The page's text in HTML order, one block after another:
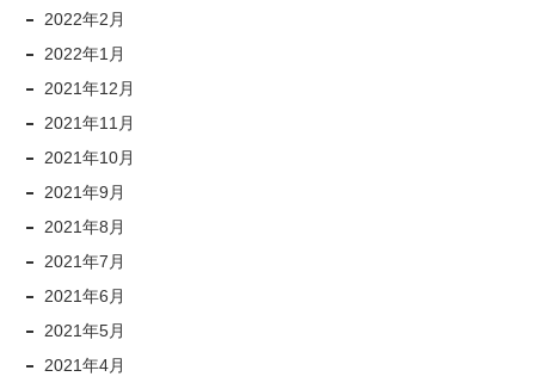
2022年2月
2022年1月
2021年12月
2021年11月
2021年10月
2021年9月
2021年8月
2021年7月
2021年6月
2021年5月
2021年4月